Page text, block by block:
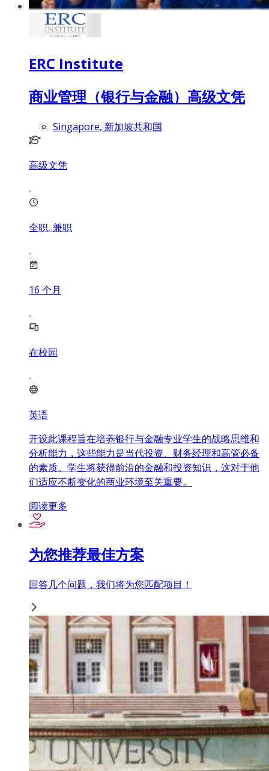
ERC Institute
商业管理（银行与金融）高级文凭
Singapore, 新加坡共和国
高级文凭
全职, 兼职
16 个月
在校园
英语
开设此课程旨在培养银行与金融专业学生的战略思维和
分析能力，这些能力是当代投资、财务经理和高管必备
的素质。学生将获得前沿的金融和投资知识，这对于他
们适应不断变化的商业环境至关重要。
阅读更多
为您推荐最佳方案
回答几个问题，我们将为您匹配项目！